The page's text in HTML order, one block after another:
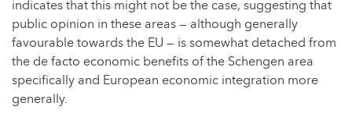
indicates that this might not be the case, suggesting that
public opinion in these areas — although generally
favourable towards the EU — is somewhat detached from
the de facto economic benefits of the Schengen area
specifically and European economic integration more
generally.